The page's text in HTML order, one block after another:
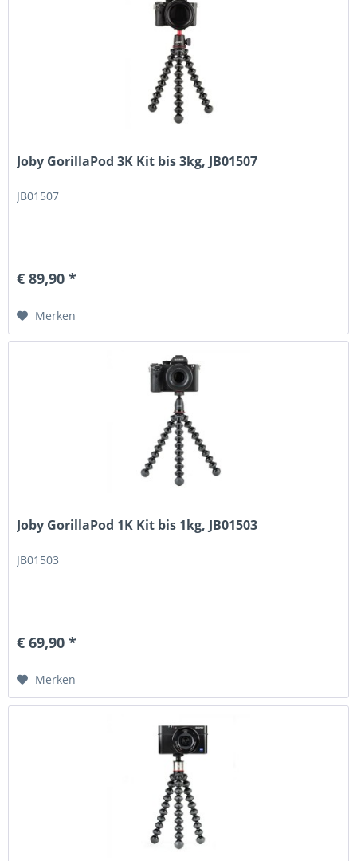
Joby GorillaPod 3K Kit bis 3kg, JB01507
JB01507
€ 89,90 *
Merken
Joby GorillaPod 1K Kit bis 1kg, JB01503
JB01503
€ 69,90 *
Merken